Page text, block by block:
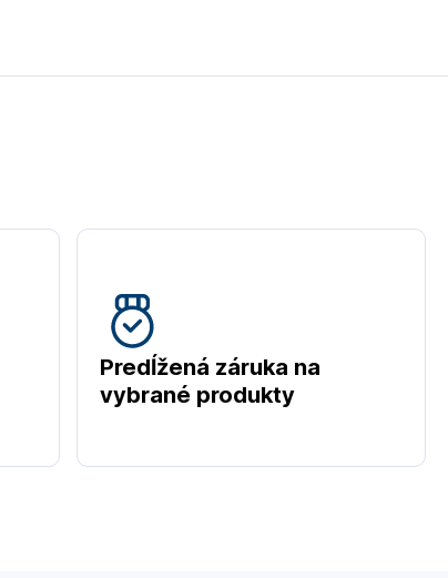
Predĺžená záruka na
vybrané produkty